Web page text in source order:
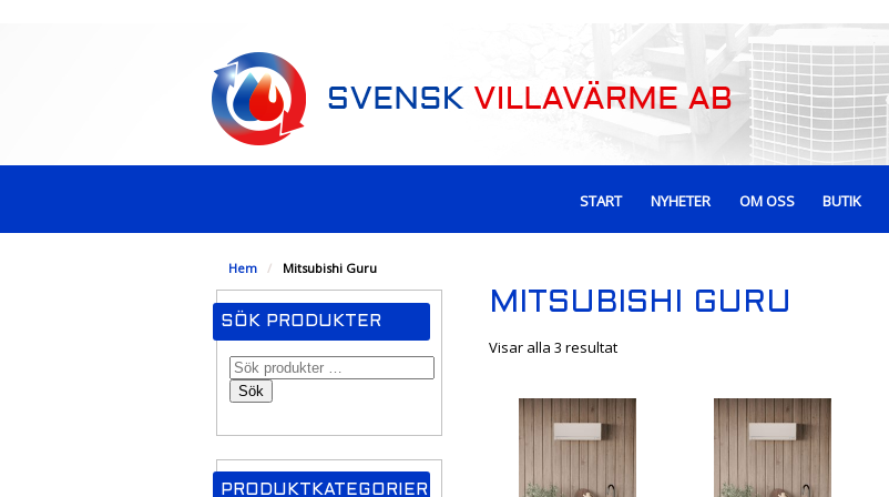
START NYHETER OM OSS BUTIK
Hem / Mitsubishi Guru
MITSUBISHI GURU
Visar alla 3 resultat
SÖK PRODUKTER
Sök
PRODUKTKATEGORIER